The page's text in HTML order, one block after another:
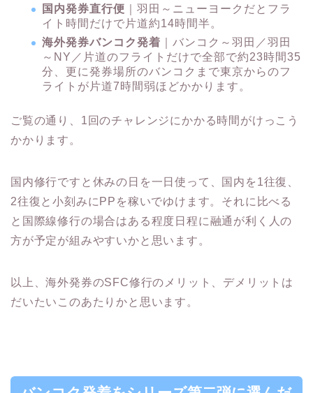
国内発券直行便 ｜羽田～ニューヨークだとフラ
イト時間だけで片道約14時間半。
海外発券バンコク発着 ｜バンコク～羽田／羽田
～NY／片道のフライトだけで全部で約23時間35
分、更に発券場所のバンコクまで東京からのフ
ライトが片道7時間弱ほどかかります。
ご覧の通り、1回のチャレンジにかかる時間がけっこう
かかります。
国内修行ですと休みの日を一日使って、国内を1往復、
2往復と小刻みにPPを稼いでゆけます。それに比べる
と国際線修行の場合はある程度日程に融通が利く人の
方が予定が組みやすいかと思います。
以上、海外発券のSFC修行のメリット、デメリットは
だいたいこのあたりかと思います。